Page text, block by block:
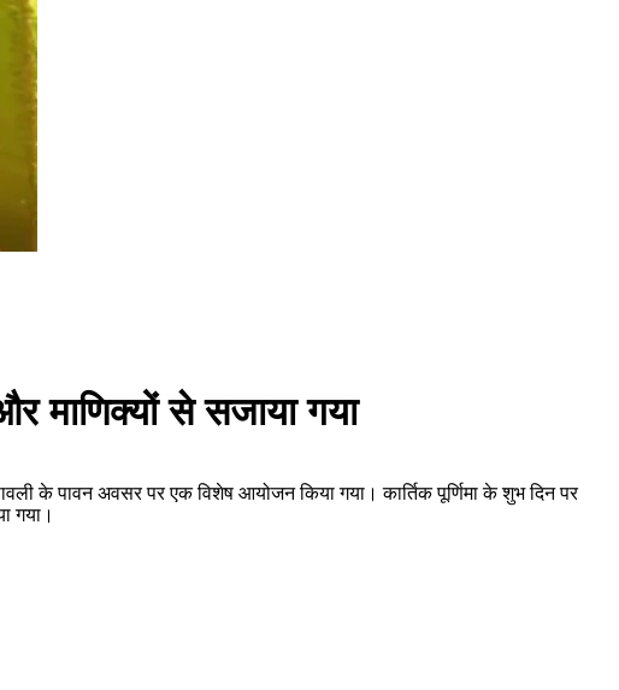
माणिक्यों से सजाया गया
के पावन अवसर पर एक विशेष आयोजन किया गया। कार्तिक पूर्णिमा के शुभ दिन पर
गया।